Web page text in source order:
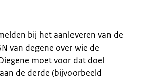
bij het aanleveren van de
van degene over wie de
moet voor dat doel
de derde (bijvoorbeeld